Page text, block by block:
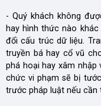
- Quý khách không
hay hình thức nào
đổi cấu trúc dữ liệu.
truyền bá hay cổ vũ
phá hoại hay xâm nhập
chức vi phạm sẽ bị
trước pháp luật nếu cần